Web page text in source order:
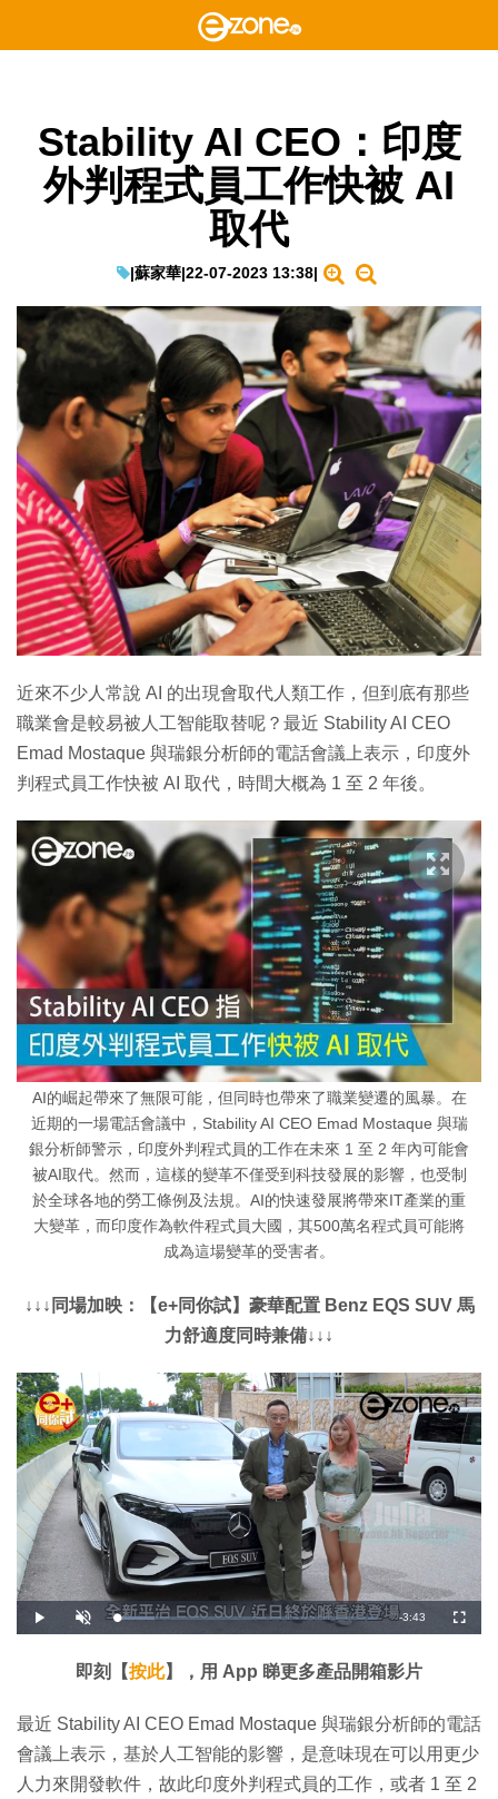
Stability AI CEO：印度
外判程式員工作快被 AI
取代
|蘇家華|22-07-2023 13:38|
近來不少人常說 AI 的出現會取代人類工作，但到底有那些
職業會是較易被人工智能取替呢？最近 Stability AI CEO
Emad Mostaque 與瑞銀分析師的電話會議上表示，印度外
判程式員工作快被 AI 取代，時間大概為 1 至 2 年後。
AI的崛起帶來了無限可能，但同時也帶來了職業變遷的風暴。在
近期的一場電話會議中，Stability AI CEO Emad Mostaque 與瑞
銀分析師警示，印度外判程式員的工作在未來 1 至 2 年內可能會
被AI取代。然而，這樣的變革不僅受到科技發展的影響，也受制
於全球各地的勞工條例及法規。AI的快速發展將帶來IT產業的重
大變革，而印度作為軟件程式員大國，其500萬名程式員可能將
成為這場變革的受害者。
↓↓↓同場加映：【e+同你試】豪華配置 Benz EQS SUV 馬
力舒適度同時兼備↓↓↓
播
放
開
啟
載
入
:
1
%
剩
時
間
-3:43
全
螢
即刻【按此】，用 App 睇更多產品開箱影片
最近 Stability AI CEO Emad Mostaque 與瑞銀分析師的電話
會議上表示，基於人工智能的影響，是意味現在可以用更少
人力來開發軟件，故此印度外判程式員的工作，或者 1 至 2